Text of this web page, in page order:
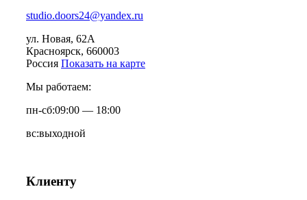
studio.doors24@yandex.ru
ул. Новая, 62А
Красноярск, 660003
Россия Показать на карте
Мы работаем:
пн-сб:09:00 — 18:00
вс:выходной
Клиенту